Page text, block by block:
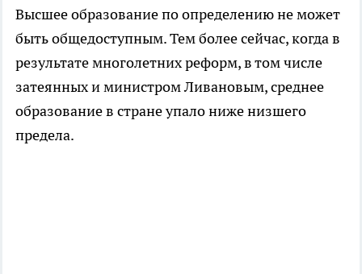
Высшее образование по определению не может
быть общедоступным. Тем более сейчас, когда в
результате многолетних реформ, в том числе
затеянных и министром Ливановым, среднее
образование в стране упало ниже низшего
предела.